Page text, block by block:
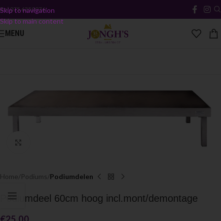
Skip to navigation
Skip to main content
Bel075 6350076
MENU
Home Podiums Podiumdelen
Podiumdeel 60cm hoog incl.mont/demontage